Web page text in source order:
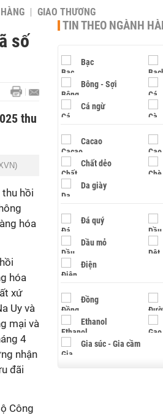
GIAO THƯƠNG
số
thu
hồi
hóa
hóa
xứ
Uy và
mại và
4
nhận
đãi
Công
TIN THEO NGÀNH
Bạc
Bông - Sợi
Cá ngừ
Cacao
Chất dẻo
Da giày
Đá quý
Dầu mỏ
Điện
Đồng
Ethanol
Gia súc - Gia cầm